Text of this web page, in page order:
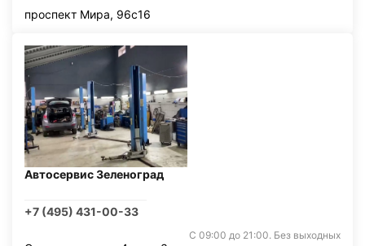
проспект Мира, 96с16
Автосервис Зеленоград
+7 (495) 431-00-33
С 09:00 до 21:00. Без выходных